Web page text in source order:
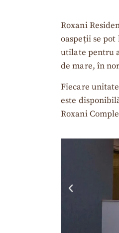
Roxani
oaspeții se
utilate pentru
de mare, în
Fiecare
este
Roxani